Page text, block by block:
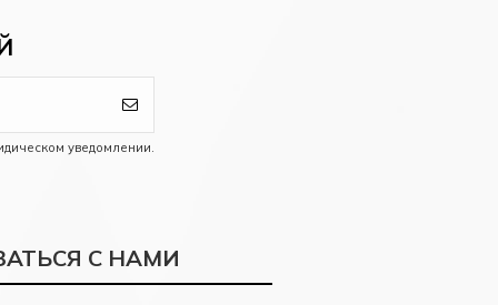
уведомлении.
С НАМИ